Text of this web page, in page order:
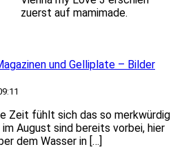
zuerst auf mamimade.
und Gelliplate – Bilder
Zeit fühlt sich das so merkwürdig
August sind bereits vorbei, hier
dem Wasser in […]